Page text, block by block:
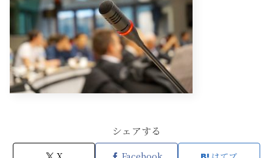
シェアする